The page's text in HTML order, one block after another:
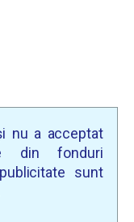
nu a acceptat
din fonduri
sunt